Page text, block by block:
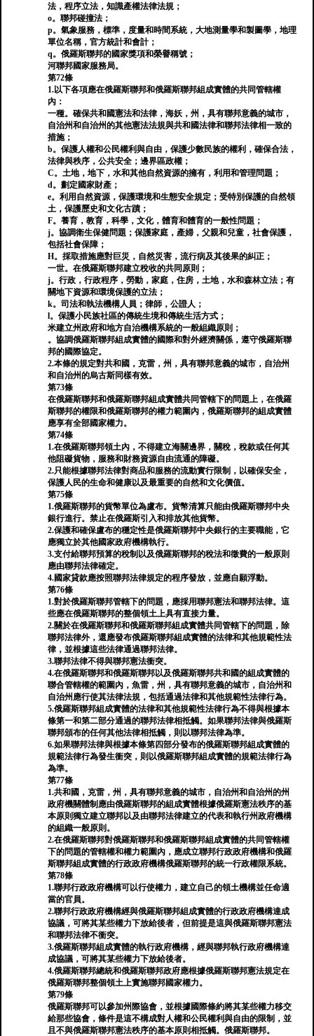
法，程序立法，知識產權法律法規；
o。聯邦碰撞法；
p。氣象服務，標準，度量和時間系統，大地測量學和製圖學，地理
單位名稱，官方統計和會計；
q。俄羅斯聯邦的國家獎項和榮譽稱號；
河聯邦國家服務局。
第72條
1.以下各項應在俄羅斯聯邦和俄羅斯聯邦組成實體的共同管轄權
內：
一種。確保共和國憲法和法律，海妖，州，具有聯邦意義的城市，
自治州和自治州的其他憲法法規與共和國法律和聯邦法律相一致的
措施；
b。保護人權和公民權利與自由，保護少數民族的權利，確保合法，
法律與秩序，公共安全；邊界區政權；
C。土地，地下，水和其他自然資源的擁有，利用和管理問題；
d。劃定國家財產；
e。利用自然資源，保護環境和生態安全規定；受特別保護的自然領
土，保護歷史和文化古蹟；
F。養育，教育，科學，文化，體育和體育的一般性問題；
j。協調衛生保健問題；保護家庭，產婦，父親和兒童，社會保護，
包括社會保障；
H。採取措施應對巨災，自然災害，流行病及其後果的糾正；
一世。在俄羅斯聯邦建立稅收的共同原則；
j。行政，行政程序，勞動，家庭，住房，土地，水和森林立法；有
關地下資源和環境保護的立法；
k。司法和執法機構人員；律師，公證人；
l。保護小民族社區的傳統生境和傳統生活方式；
米建立州政府和地方自治機構系統的一般組織原則；
。協調俄羅斯聯邦組成實體的國際和對外經濟關係，遵守俄羅斯聯
邦的國際協定。
2.本條的規定對共和國，克雷，州，具有聯邦意義的城市，自治州
和自治州的烏古斯同樣有效。
第73條
在俄羅斯聯邦和俄羅斯聯邦組成實體共同管轄下的問題上，在俄羅
斯聯邦的權限和俄羅斯聯邦的權力範圍內，俄羅斯聯邦的組成實體
應享有全部國家權力。
第74條
1.在俄羅斯聯邦領土內，不得建立海關邊界，關稅，稅款或任何其
他阻礙貨物，服務和財務資源自由流通的障礙。
2.只能根據聯邦法律對商品和服務的流動實行限制，以確保安全，
保護人民的生命和健康以及最重要的自然和文化價值。
第75條
1.俄羅斯聯邦的貨幣單位為盧布。貨幣清算只能由俄羅斯聯邦中央
銀行進行。禁止在俄羅斯引入和排放其他貨幣。
2.保護和確保盧布的穩定性是俄羅斯聯邦中央銀行的主要職能，它
應獨立於其他國家政府機構執行。
3.支付給聯邦預算的稅制以及俄羅斯聯邦的稅法和徵費的一般原則
應由聯邦法律確定。
4.國家貸款應按照聯邦法律規定的程序發放，並應自願浮動。
第76條
1.對於俄羅斯聯邦管轄下的問題，應採用聯邦憲法和聯邦法律。這
些應在俄羅斯聯邦的整個領土上具有直接力量。
2.關於在俄羅斯聯邦和俄羅斯聯邦組成實體共同管轄下的問題，除
聯邦法律外，還應發布俄羅斯聯邦組成實體的法律和其他規範性法
律，並根據這些法律通過聯邦法律。
3.聯邦法律不得與聯邦憲法衝突。
4.在俄羅斯聯邦和俄羅斯聯邦以及俄羅斯聯邦共和國的組成實體的
聯合管轄權的範圍內，魚雷，州，具有聯邦意義的城市，自治州和
自治州應行使其法律法規，包括通過法律和其他規範性法律行為。
5.俄羅斯聯邦組成實體的法律和其他規範性法律行為不得與根據本
條第一和第二部分通過的聯邦法律相抵觸。如果聯邦法律與俄羅斯
聯邦頒布的任何其他法律相抵觸，則以聯邦法律為準。
6.如果聯邦法律與根據本條第四部分發布的俄羅斯聯邦組成實體的
規範法律行為發生衝突，則以俄羅斯聯邦組成實體的規範法律行為
為準。
第77條
1.共和國，克雷，州，具有聯邦意義的城市，自治州和自治州的州
政府機關體制應由俄羅斯聯邦的組成實體根據俄羅斯憲法秩序的基
本原則獨立建立聯邦以及由聯邦法律建立的代表和執行州政府機構
的組織一般原則。
2.在俄羅斯聯邦對俄羅斯聯邦和俄羅斯聯邦組成實體的共同管轄權
下的問題的管轄權和權力範圍內，應成立聯邦行政政府機構和俄羅
斯聯邦組成實體的行政政府機構俄羅斯聯邦的統一行政權限系統。
第78條
1.聯邦行政政府機構可以行使權力，建立自己的領土機構並任命適
當的官員。
2.聯邦行政政府機構經與俄羅斯聯邦組成實體的行政政府機構達成
協議，可將其某些權力下放給後者，但前提是這與俄羅斯聯邦憲法
和聯邦法律不衝突。
3.俄羅斯聯邦組成實體的執行政府機構，經與聯邦執行政府機構達
成協議，可將其某些權力下放給後者。
4.俄羅斯聯邦總統和俄羅斯聯邦政府應根據俄羅斯聯邦憲法規定在
俄羅斯聯邦整個領土上實施聯邦國家權力。
第79條
俄羅斯聯邦可以參加州際協會，並根據國際條約將其某些權力移交
給那些協會，條件是這不構成對人權和公民權利與自由的限制，並
且不與俄羅斯聯邦憲法秩序的基本原則相抵觸。俄羅斯聯邦。